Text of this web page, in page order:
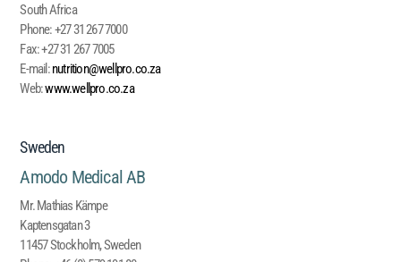
South Africa
Phone:+27 31 267 7000
Fax:+27 31 267 7005
E-mail:nutrition@wellpro.co.za
Web:www.wellpro.co.za
Sweden
Amodo Medical AB
Mr. Mathias Kämpe
Kaptensgatan 3
11457 Stockholm, Sweden